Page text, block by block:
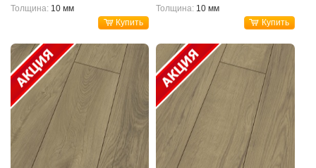
Толщина: 10 мм
Купить
Толщина: 10 мм
Купить